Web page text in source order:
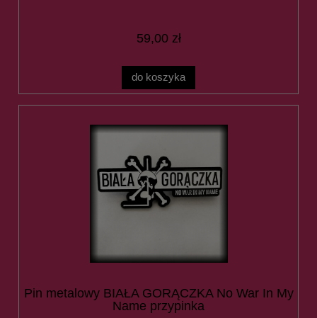
59,00 zł
do koszyka
Pin metalowy BIAŁA GORĄCZKA No War In My
Name przypinka